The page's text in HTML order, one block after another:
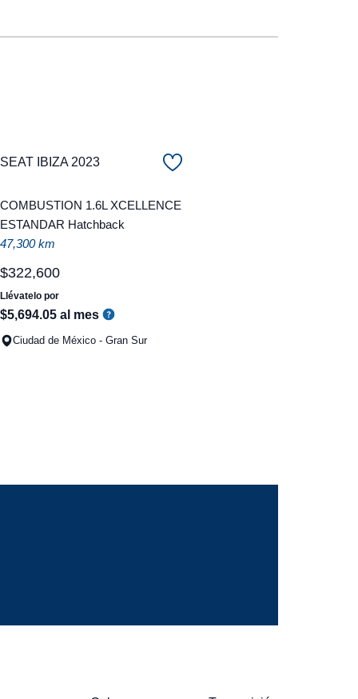
SEAT IBIZA 2023
COMBUSTION 1.6L XCELLENCE
ESTANDAR Hatchback
47,300 km
$322,600
Llévatelo por
$5,694.05 al mes
Ciudad de México - Gran Sur